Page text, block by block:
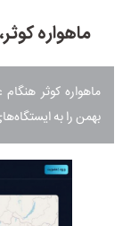
ماهواره
بهمن را به